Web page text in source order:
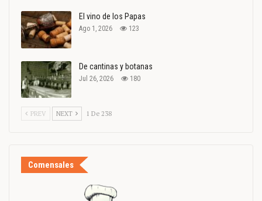
El vino de los Papas
Ago 1, 2026 123
De cantinas y botanas
Jul 26, 2026 180
PREV NEXT 1 De 238
Comensales